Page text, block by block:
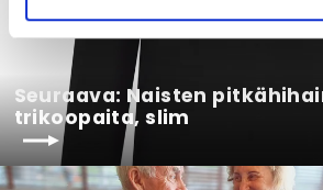
Seuraava: Naisten
trikoopaita, slim